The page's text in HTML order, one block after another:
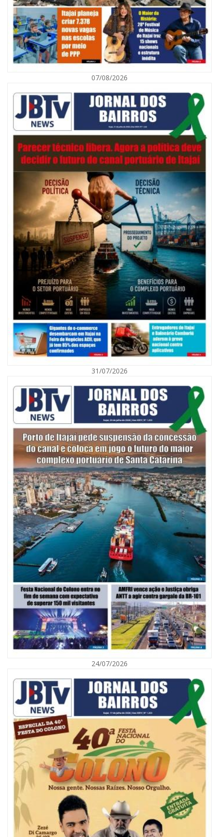
Defesa Civil orienta população sobre descarte correto de lixo para
prevenir alagamentos
NAVEGANTES
08/08/2026 | 07:00
Agosto Laranja mobiliza Navegantes com ações de prevenção de
deficiências e inclusão social
BALNEÁRIO CAMBORIÚ
08/08/2026 | 07:00
Saúde de BC abre inscrições para Oficina Regional de Qualidade em
Vigilância Sanitária
PENHA
07/08/2026
31/07/2026
24/07/2026